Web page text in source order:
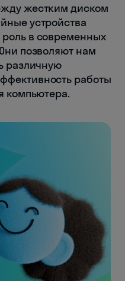
жестким диском
устройства
в современных
позволяют нам
различную
работы
компьютера.